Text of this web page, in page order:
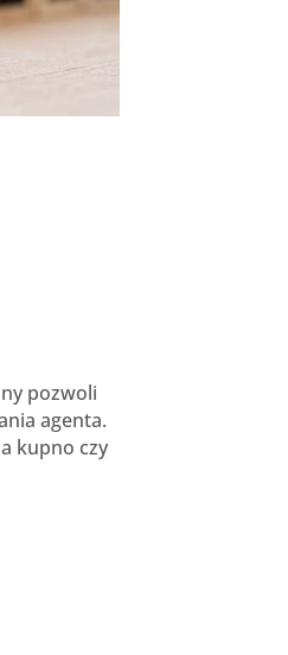
pozwoli
agenta.
kupno czy